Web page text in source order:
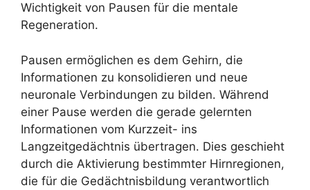
Wichtigkeit von Pausen für die mentale
Regeneration.
Pausen ermöglichen es dem Gehirn, die
Informationen zu konsolidieren und neue
neuronale Verbindungen zu bilden. Während
einer Pause werden die gerade gelernten
Informationen vom Kurzzeit- ins
Langzeitgedächtnis übertragen. Dies geschieht
durch die Aktivierung bestimmter Hirnregionen,
die für die Gedächtnisbildung verantwortlich